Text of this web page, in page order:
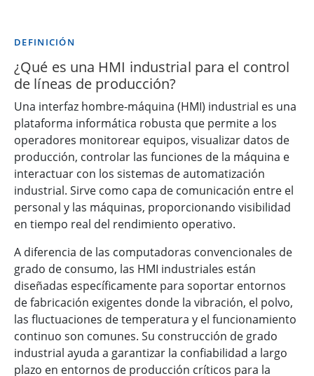
DEFINICIÓN
¿Qué es una HMI industrial para el control
de líneas de producción?
Una interfaz hombre-máquina (HMI) industrial es una
plataforma informática robusta que permite a los
operadores monitorear equipos, visualizar datos de
producción, controlar las funciones de la máquina e
interactuar con los sistemas de automatización
industrial. Sirve como capa de comunicación entre el
personal y las máquinas, proporcionando visibilidad
en tiempo real del rendimiento operativo.
A diferencia de las computadoras convencionales de
grado de consumo, las HMI industriales están
diseñadas específicamente para soportar entornos
de fabricación exigentes donde la vibración, el polvo,
las fluctuaciones de temperatura y el funcionamiento
continuo son comunes. Su construcción de grado
industrial ayuda a garantizar la confiabilidad a largo
plazo en entornos de producción críticos para la